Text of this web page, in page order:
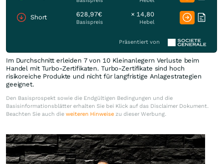
Short 628,97€
Basispreis
× 14,80
Hebel
Präsentiert von
Im Durchschnitt erleiden 7 von 10 Kleinanlegern Verluste beim
Handel mit Turbo-Zertifikaten. Turbo-Zertifikate sind hoch
risikoreiche Produkte und nicht für langfristige Anlagestrategien
geeignet.
Den Basisprospekt sowie die Endgültigen Bedingungen und die
Basisinformationsblätter erhalten Sie bei Klick auf das Disclaimer Dokument.
Beachten Sie auch die weiteren Hinweise zu dieser Werbung.